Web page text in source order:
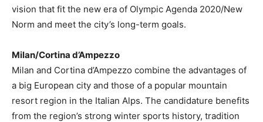
vision that fit the new era of Olympic Agenda 2020/New
Norm and meet the city’s long-term goals.
Milan/Cortina d’Ampezzo
Milan and Cortina d’Ampezzo combine the advantages of
a big European city and those of a popular mountain
resort region in the Italian Alps. The candidature benefits
from the region’s strong winter sports history, tradition